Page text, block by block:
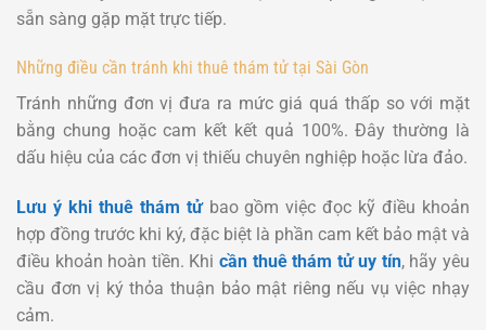
sẵn sàng gặp mặt trực tiếp.
Những điều cần tránh khi thuê thám tử tại Sài Gòn
Tránh những đơn vị đưa ra mức giá quá thấp so với mặt
bằng chung hoặc cam kết kết quả 100%. Đây thường là
dấu hiệu của các đơn vị thiếu chuyên nghiệp hoặc lừa đảo.
Lưu ý khi thuê thám tửbao gồm việc đọc kỹ điều khoản
hợp đồng trước khi ký, đặc biệt là phần cam kết bảo mật và
điều khoản hoàn tiền. Khi cần thuê thám tử uy tín, hãy yêu
cầu đơn vị ký thỏa thuận bảo mật riêng nếu vụ việc nhạy
cảm.